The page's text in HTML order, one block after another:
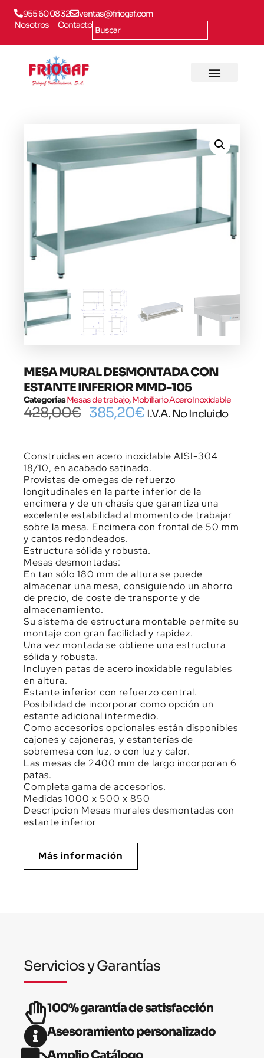
955 60 08 32
ventas@friogaf.com
Nosotros
Contacto
MESA MURAL DESMONTADA CON
ESTANTE INFERIOR MMD-105
CategoríasMesas de trabajo,Mobiliario Acero Inoxidable
428,00€ 385,20€ I.V.A. No Incluido
Construidas en acero inoxidable AISI-304
18/10, en acabado satinado.
Provistas de omegas de refuerzo
longitudinales en la parte inferior de la
encimera y de un chasís que garantiza una
excelente estabilidad al momento de trabajar
sobre la mesa. Encimera con frontal de 50 mm
y cantos redondeados.
Estructura sólida y robusta.
Mesas desmontadas:
En tan sólo 180 mm de altura se puede
almacenar una mesa, consiguiendo un ahorro
de precio, de coste de transporte y de
almacenamiento.
Su sistema de estructura montable permite su
montaje con gran facilidad y rapidez.
Una vez montada se obtiene una estructura
sólida y robusta.
Incluyen patas de acero inoxidable regulables
en altura.
Estante inferior con refuerzo central.
Posibilidad de incorporar como opción un
estante adicional intermedio.
Como accesorios opcionales están disponibles
cajones y cajoneras, y estanterías de
sobremesa con luz, o con luz y calor.
Las mesas de 2400 mm de largo incorporan 6
patas.
Completa gama de accesorios.
Medidas 1000 x 500 x 850
Descripcion Mesas murales desmontadas con
estante inferior
Más información
Servicios y Garantías
100% garantía de satisfacción
Asesoramiento personalizado